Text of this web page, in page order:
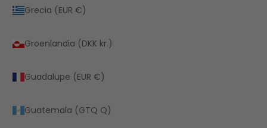
Grecia (EUR €)
Groenlandia (DKK kr.)
Guadalupe (EUR €)
Guatemala (GTQ Q)